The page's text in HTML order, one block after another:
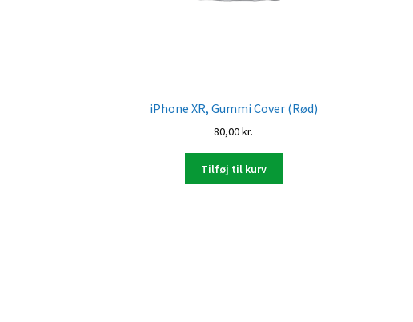
iPhone XR, Gummi Cover (Rød)
80,00kr.
Tilføj til kurv